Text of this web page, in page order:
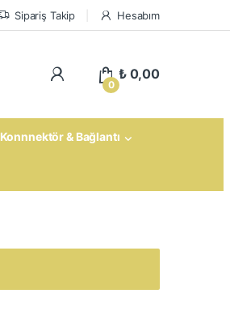
Sipariş Takip Hesabım
My Account
0
₺0,00
Konnnektör & Bağlantı